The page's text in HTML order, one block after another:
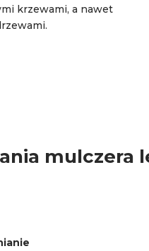
krzewami, a nawet
mulczera